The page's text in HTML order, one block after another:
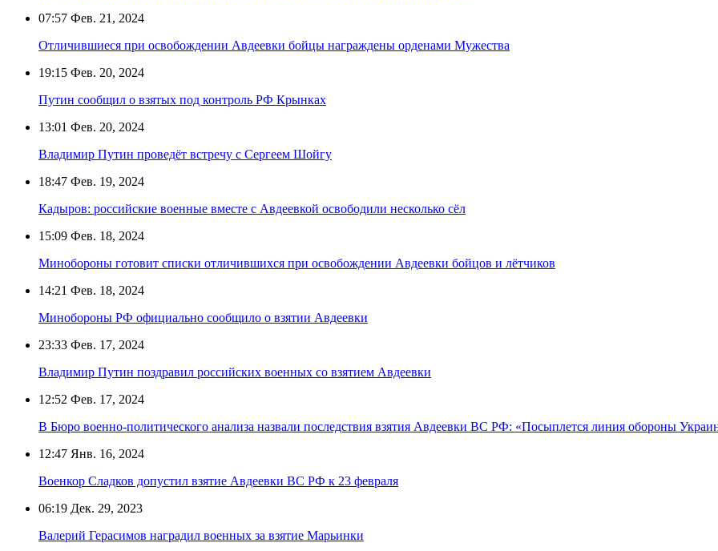
07:57 Фев. 21, 2024
Отличившиеся при освобождении Авдеевки бойцы награждены орденами Мужества
19:15 Фев. 20, 2024
Путин сообщил о взятых под контроль РФ Крынках
13:01 Фев. 20, 2024
Владимир Путин проведёт встречу с Сергеем Шойгу
18:47 Фев. 19, 2024
Кадыров: российские военные вместе с Авдеевкой освободили несколько сёл
15:09 Фев. 18, 2024
Минобороны готовит списки отличившихся при освобождении Авдеевки бойцов и лётчиков
14:21 Фев. 18, 2024
Минобороны РФ официально сообщило о взятии Авдеевки
23:33 Фев. 17, 2024
Владимир Путин поздравил российских военных со взятием Авдеевки
12:52 Фев. 17, 2024
В Бюро военно-политического анализа назвали последствия взятия Авдеевки ВС РФ: «Посыплется линия обороны
12:47 Янв. 16, 2024
Военкор Сладков допустил взятие Авдеевки ВС РФ к 23 февраля
06:19 Дек. 29, 2023
Валерий Герасимов наградил военных за взятие Марьинки